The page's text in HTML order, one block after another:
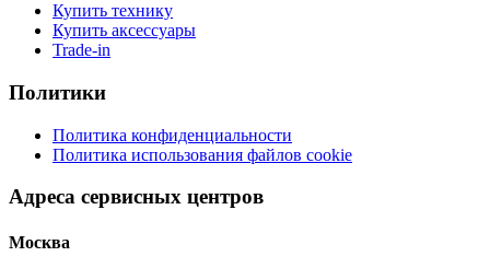
Купить технику
Купить аксессуары
Trade-in
Политики
Политика конфиденциальности
Политика использования файлов cookie
Адреса сервисных центров
Москва